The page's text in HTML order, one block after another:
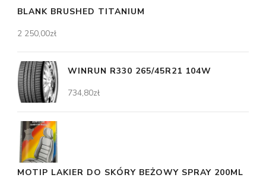
BLANK BRUSHED TITANIUM
2 250,00zł
WINRUN R330 265/45R21 104W
734,80zł
MOTIP LAKIER DO SKÓRY BEŻOWY SPRAY 200ML